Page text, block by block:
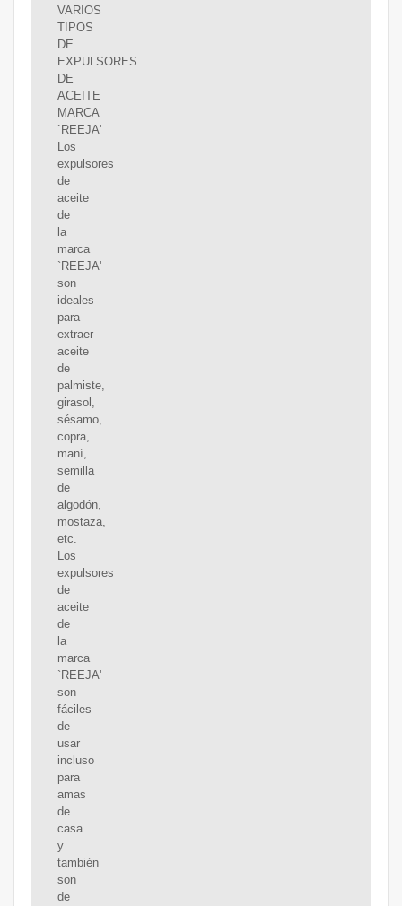
VARIOS
TIPOS
DE
EXPULSORES
DE
ACEITE
MARCA
`REEJA'
Los
expulsores
de
aceite
de
la
marca
`REEJA'
son
ideales
para
extraer
aceite
de
palmiste,
girasol,
sésamo,
copra,
maní,
semilla
de
algodón,
mostaza,
etc.
Los
expulsores
de
aceite
de
la
marca
`REEJA'
son
fáciles
de
usar
incluso
para
amas
de
casa
y
también
son
de